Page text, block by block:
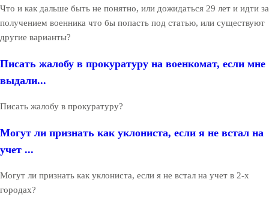
Что и как дальше быть не понятно, или дожидаться 29 лет и идти за
получением военника что бы попасть под статью, или существуют
другие варианты?
Писать жалобу в прокуратуру на военкомат, если мне
выдали...
Писать жалобу в прокуратуру?
Могут ли признать как уклониста, если я не встал на
учет ...
Могут ли признать как уклониста, если я не встал на учет в 2-х
городах?